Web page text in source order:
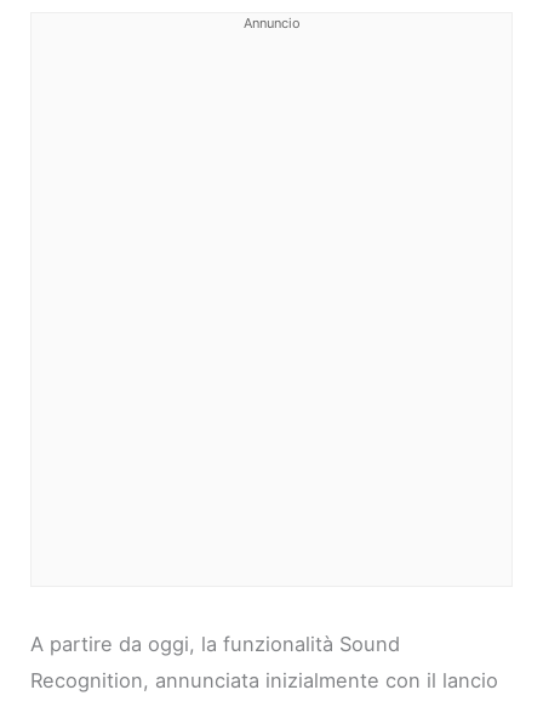
Annuncio
A partire da oggi, la funzionalità Sound
Recognition, annunciata inizialmente con il lancio